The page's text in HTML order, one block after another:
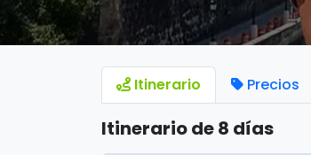
Itinerario Precios
Itinerario de 8 días